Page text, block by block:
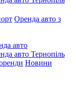
Оренда авто з
авто
авто Тернопіль
Новини